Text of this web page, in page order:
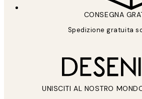
CONSEGNA
Spedizione gratuita
UNISCITI AL NOSTRO